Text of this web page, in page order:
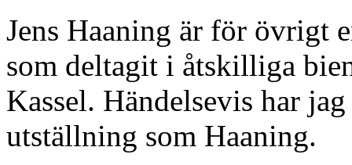
Jens Haaning är för övrigt
som deltagit i åtskilliga
Kassel. Händelsevis har
utställning som Haaning.